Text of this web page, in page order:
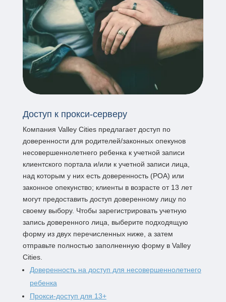
Доступ к прокси-серверу
Компания Valley Cities предлагает доступ по
доверенности для родителей/законных опекунов
несовершеннолетнего ребенка к учетной записи
клиентского портала и/или к учетной записи лица,
над которым у них есть доверенность (POA) или
законное опекунство; клиенты в возрасте от 13 лет
могут предоставить доступ доверенному лицу по
своему выбору. Чтобы зарегистрировать учетную
запись доверенного лица, выберите подходящую
форму из двух перечисленных ниже, а затем
отправьте полностью заполненную форму в Valley
Cities.
Доверенность на доступ для несовершеннолетнего
ребенка
Прокси-доступ для 13+